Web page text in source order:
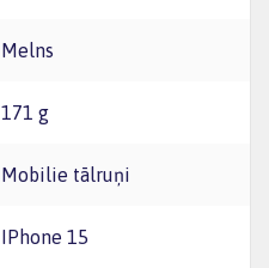
Melns
171 g
Mobilie tālruņi
iPhone 15